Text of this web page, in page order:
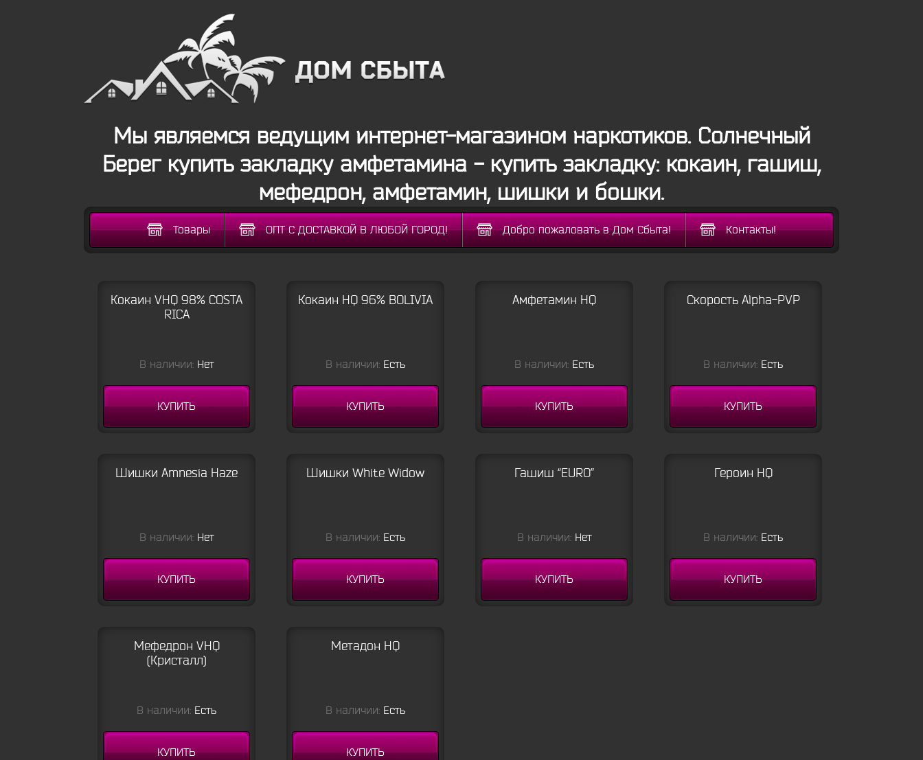
Мы являемся ведущим интернет-магазином наркотиков. Солнечный
Берег купить закладку амфетамина - купить закладку: кокаин, гашиш,
мефедрон, амфетамин, шишки и бошки.
Товары ОПТ С ДОСТАВКОЙ В ЛЮБОЙ ГОРОД! Добро пожаловать в Дом Сбыта! Контакты!
Кокаин VHQ 98% COSTA
RICA
В наличии: Нет
КУПИТЬ
Кокаин HQ 96% BOLIVIA
В наличии: Есть
КУПИТЬ
Амфетамин HQ
В наличии: Есть
КУПИТЬ
Скорость Alpha-PVP
В наличии: Есть
КУПИТЬ
Шишки Amnesia Haze
В наличии: Нет
КУПИТЬ
Шишки White Widow
В наличии: Есть
КУПИТЬ
Гашиш “EURO”
В наличии: Нет
КУПИТЬ
Героин HQ
В наличии: Есть
КУПИТЬ
Мефедрон VHQ
(Кристалл)
В наличии: Есть
КУПИТЬ
Метадон HQ
В наличии: Есть
КУПИТЬ